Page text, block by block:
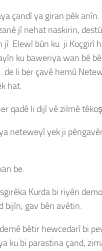
çandî ya giran pêk
jî nehat naskirin,
jî Elewî bûn ku ji Koçgirî
ku baweriya wan bê
li ber çavê hemû
hat.
qadê li dijî vê zilmê
neteweyî yek ji
be.
Kurda bi riyên
bijîn, gav bên avêtin.
bêtir hewcedarî bi
ku bi parastina çand,